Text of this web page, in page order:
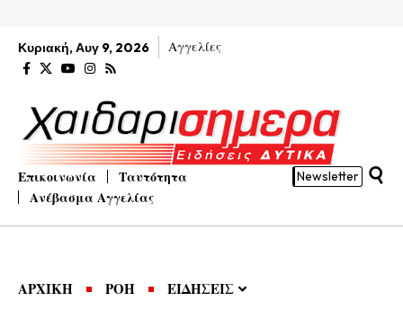
Κυριακή, Αυγ 9, 2026 Αγγελίες
Επικοινωνία
Ταυτότητα
Ανέβασμα Αγγελίας
Newsletter
ΑΡΧΙΚΗ ΡΟΗ ΕΙΔΗΣΕΙΣ